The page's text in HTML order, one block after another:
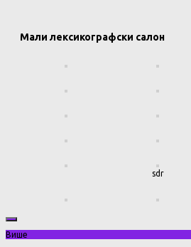
Мали лексикографски салон
sdr
Више